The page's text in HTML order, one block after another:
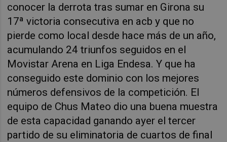
conocer la derrota tras sumar en Girona su
17ª victoria consecutiva en acb y que no
pierde como local desde hace más de un año,
acumulando 24 triunfos seguidos en el
Movistar Arena en Liga Endesa. Y que ha
conseguido este dominio con los mejores
números defensivos de la competición. El
equipo de Chus Mateo dio una buena muestra
de esta capacidad ganando ayer el tercer
partido de su eliminatoria de cuartos de final